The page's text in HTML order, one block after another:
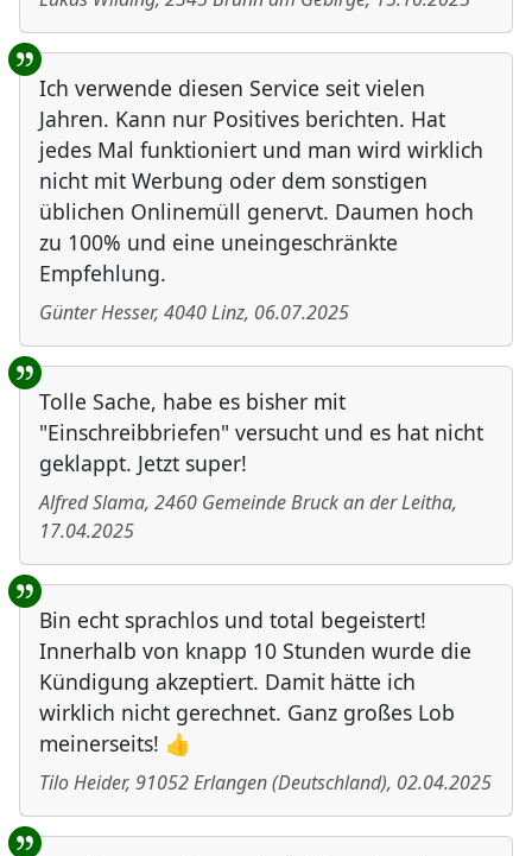
Ich verwende diesen Service seit vielen
Jahren. Kann nur Positives berichten. Hat
jedes Mal funktioniert und man wird wirklich
nicht mit Werbung oder dem sonstigen
üblichen Onlinemüll genervt. Daumen hoch
zu 100% und eine uneingeschränkte
Empfehlung.
Günter Hesser, 4040Linz, 06.07.2025
Tolle Sache, habe es bisher mit
"Einschreibbriefen" versucht und es hat nicht
geklappt. Jetzt super!
Alfred Slama, 2460 Gemeinde Bruck an der Leitha,
17.04.2025
Bin echt sprachlos und total begeistert!
Innerhalb von knapp 10 Stunden wurde die
Kündigung akzeptiert. Damit hätte ich
wirklich nicht gerechnet. Ganz großes Lob
meinerseits! 👍
Tilo Heider, 91052Erlangen(Deutschland), 02.04.2025